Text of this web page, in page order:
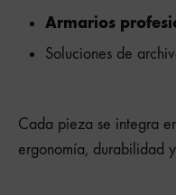
Armarios
Soluciones de
Cada pieza se integra
ergonomía, durabilidad